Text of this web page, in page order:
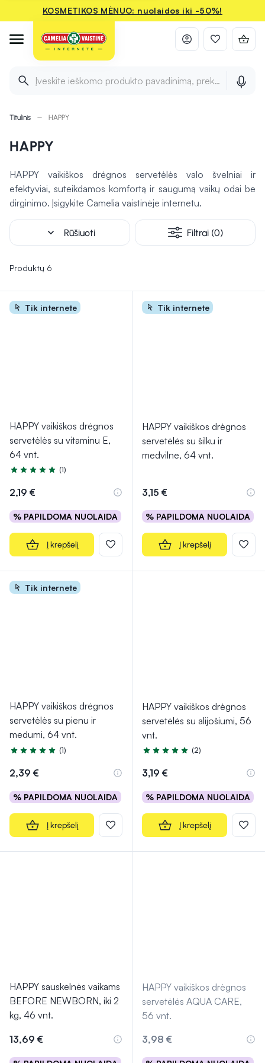
KOSMETIKOS MĖNUO: nuolaidos iki -50%!
Įveskite ieškomo produkto pavadinimą, prekės ženklą ir
Titulinis HAPPY
HAPPY
HAPPY vaikiškos drėgnos servetėlės valo švelniai ir
efektyviai, suteikdamos komfortą ir saugumą vaikų odai be
dirginimo. Įsigykite Camelia vaistinėje internetu.
expand_more Rūšiuoti Filtrai (0)
Produktų 6
Tik internete
HAPPY vaikiškos drėgnos
servetėlės su vitaminu E,
64 vnt.
Įvertinimas 5.0 iš 5
(1)
2,19 €
% PAPILDOMA NUOLAIDA
Į krepšelį
Tik internete
HAPPY vaikiškos drėgnos
servetėlės su šilku ir
medvilne, 64 vnt.
3,15 €
% PAPILDOMA NUOLAIDA
Į krepšelį
Tik internete
HAPPY vaikiškos drėgnos
servetėlės su pienu ir
medumi, 64 vnt.
Įvertinimas 5.0 iš 5
(1)
2,39 €
% PAPILDOMA NUOLAIDA
Į krepšelį
HAPPY vaikiškos drėgnos
servetėlės su alijošiumi, 56
vnt.
Įvertinimas 5.0 iš 5
(2)
3,19 €
% PAPILDOMA NUOLAIDA
Į krepšelį
HAPPY sauskelnės vaikams
BEFORE NEWBORN, iki 2
kg, 46 vnt.
13,69 €
HAPPY vaikiškos drėgnos
servetėlės AQUA CARE,
56 vnt.
3,98 €